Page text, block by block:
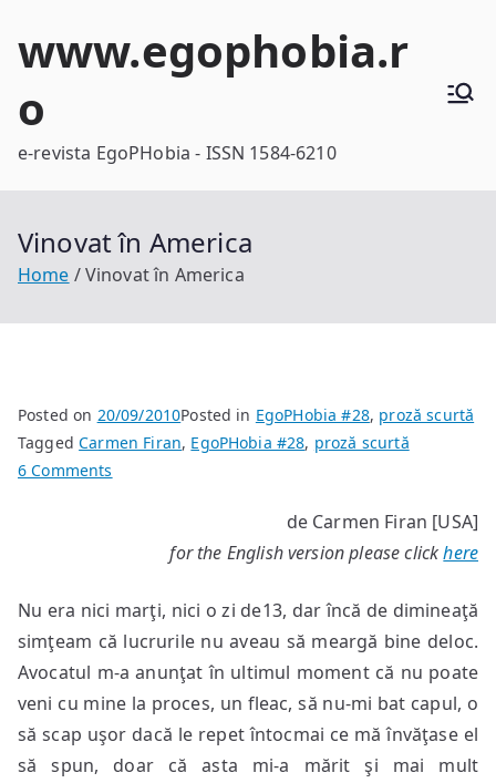
www.egophobia.r
o
e-revista EgoPHobia - ISSN 1584-6210
Vinovat în America
Home Vinovat în America
Posted on 20/09/2010Posted in EgoPHobia #28, proză scurtă
TaggedCarmen Firan, EgoPHobia #28, proză scurtă
6 Comments
America
de Carmen Firan [USA]
for the English version please clickhere
Nu era nici marţi, nici o zi de13, dar încă de dimineaţă
simţeam că lucrurile nu aveau să meargă bine deloc.
Avocatul m-a anunţat în ultimul moment că nu poate
veni cu mine la proces, un fleac, să nu-mi bat capul, o
să scap uşor dacă le repet întocmai ce mă învăţase el
să spun, doar că asta mi-a mărit şi mai mult